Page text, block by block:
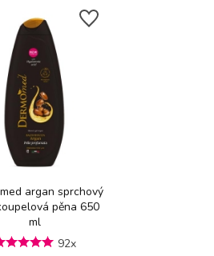
argan sprchový
pěna 650
ml
92x